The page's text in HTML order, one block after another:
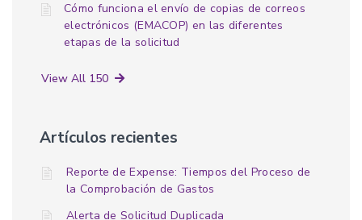
Cómo funciona el envío de copias de correos
electrónicos (EMACOP) en las diferentes
etapas de la solicitud
View All 150
Artículos recientes
Reporte de Expense: Tiempos del Proceso de
la Comprobación de Gastos
Alerta de Solicitud Duplicada